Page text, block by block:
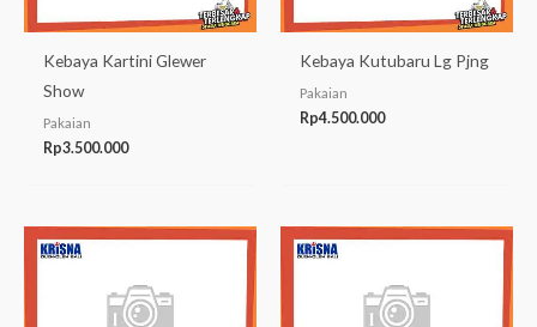
Kebaya Kartini Glewer
Show
Pakaian
Rp3.500.000
Kebaya Kutubaru Lg Pjng
Pakaian
Rp4.500.000